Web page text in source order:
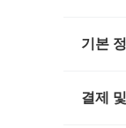
기본
결제